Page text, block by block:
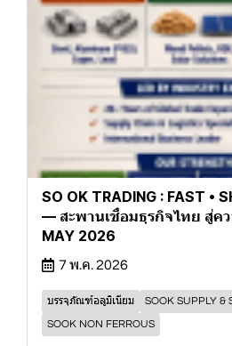
SO OK TRADING : FAST •
— สะพานเชื่อมธุรกิจไทย สู่คว
MAY 2026
7 พ.ค. 2026
บรรจุภัณฑ์อลูมิเนียม
SOOK SUPPLY &
SOOK NON FERROUS